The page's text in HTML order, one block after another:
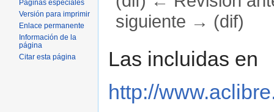
siguiente → (dif)
Las incluidas en
http://
Páginas especiales
Versión para imprimir
Enlace permanente
Información de la
página
Citar esta página